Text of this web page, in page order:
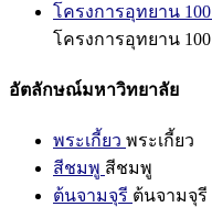
โครงการอุทยาน
โครงการอุทยาน
อัตลักษณ์มหาวิทยาลัย
พระเกี้ยว พระเกี้ยว
สีชมพู สีชมพู
ต้นจามจุรี ต้นจามจุรี